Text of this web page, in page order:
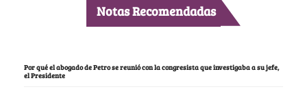
Notas Recomendadas
Por qué el abogado de Petro se reunió con la congresista que investigaba a su jefe,
el Presidente